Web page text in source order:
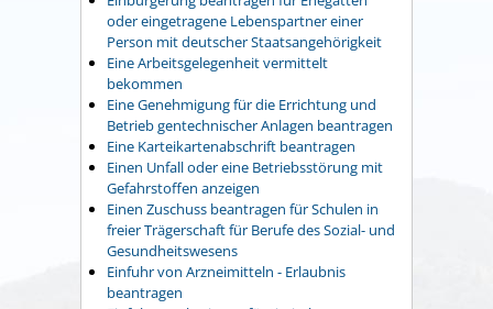
oder eingetragene Lebenspartner einer
Person mit deutscher Staatsangehörigkeit
Eine Arbeitsgelegenheit vermittelt
bekommen
Eine Genehmigung für die Errichtung und
Betrieb gentechnischer Anlagen beantragen
Eine Karteikartenabschrift beantragen
Einen Unfall oder eine Betriebsstörung mit
Gefahrstoffen anzeigen
Einen Zuschuss beantragen für Schulen in
freier Trägerschaft für Berufe des Sozial- und
Gesundheitswesens
Einfuhr von Arzneimitteln - Erlaubnis
beantragen